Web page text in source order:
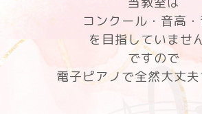
コンクール・音高
を目指していません
ですので
電子ピアノで全然大丈夫